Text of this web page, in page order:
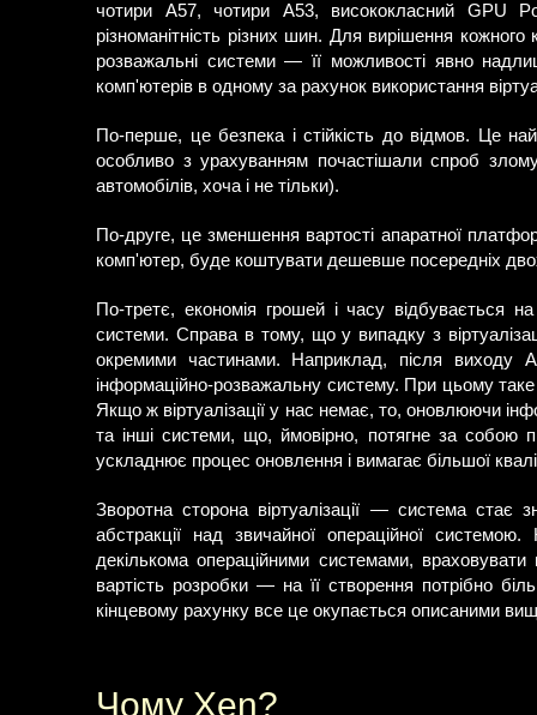
чотири А57, чотири А53, висококласний GPU
різноманітність різних шин. Для вирішення
розважальні системи — її можливості явно
комп'ютерів в одному за рахунок використання
По-перше, це безпека і стійкість до відмов. Це
особливо з урахуванням почастішали спроб
автомобілів, хоча і не тільки).
По-друге, це зменшення вартості апаратної
комп'ютер, буде коштувати дешевше посередніх
По-третє, економія грошей і часу відбувається
системи. Справа в тому, що у випадку з
окремими частинами. Наприклад, після
інформаційно-розважальну систему. При цьому
Якщо ж віртуалізації у нас немає, то, оновлюючи
та інші системи, що, ймовірно, потягне за собою
ускладнює процес оновлення і вимагає більшої
Зворотна сторона віртуалізації — система
абстракції над звичайної операційної
декількома операційними системами,
вартість розробки — на її створення потрібно
кінцевому рахунку все це окупається описаними
Чому Xen?